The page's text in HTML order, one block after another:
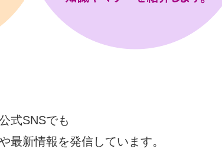
式SNSでも
最新情報を発信しています。